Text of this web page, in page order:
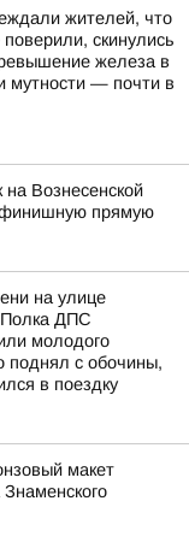
жителей, что
скинулись
железа в
мутности — почти в
на Вознесенской
финишную прямую
на улице
Полка ДПС
молодого
поднял с обочины,
в поездку
макет